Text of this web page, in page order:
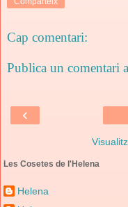
Cap comentari:
Publica un comentari
‹
Les Cosetes de l'Helena
Helena